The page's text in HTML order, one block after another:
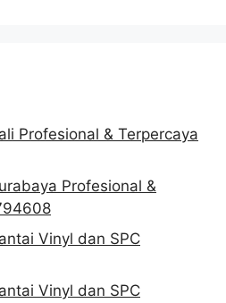
Profesional & Terpercaya
Profesional &
Vinyl dan SPC
Vinyl dan SPC